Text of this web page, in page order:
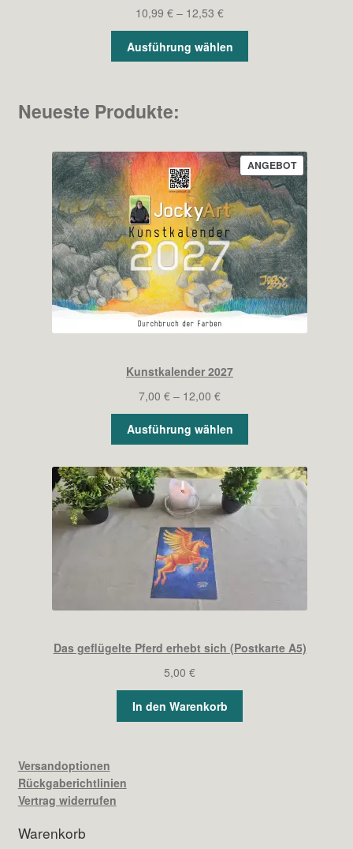
10,99 € – 12,53 €Preisspanne:
10,99 €
bis
12,53 €
Ausführung wählen
Neueste Produkte:
ANGEBOTPRODUKT
IM
ANGEBOT
Kunstkalender 2027
7,00 € – 12,00 €Preisspanne:
7,00 €
bis
12,00 €
Ausführung wählen
Das geflügelte Pferd erhebt sich (Postkarte A5)
5,00 €
In den Warenkorb
Versandoptionen
Rückgaberichtlinien
Vertrag widerrufen
Warenkorb